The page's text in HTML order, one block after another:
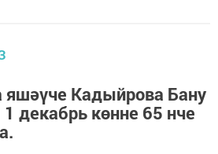
Кадыйрова Бану
декабрь көнне 65 нче